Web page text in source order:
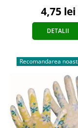
4,75 lei
DETALII
Recomandarea